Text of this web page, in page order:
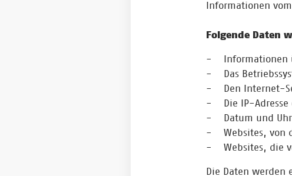
Informationen
Folgende Daten
- Informationen
- Das
- Den Internet-
- Die IP-Adresse
- Datum und
- Websites, von
- Websites, die
Die Daten werden